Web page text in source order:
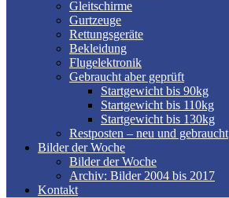
Gleitschirme
Gurtzeuge
Rettungsgeräte
Bekleidung
Flugelektronik
Gebraucht aber geprüft
Startgewicht bis 90kg
Startgewicht bis 110kg
Startgewicht bis 130kg
Restposten – neu und gebraucht
Bilder der Woche
Bilder der Woche
Archiv: Bilder 2004 bis 2017
Kontakt